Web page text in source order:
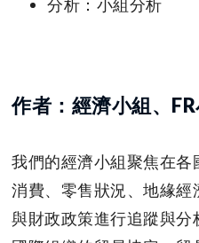
分析：小組分析
作者：經濟小組、
我們的經濟小組聚焦在各
消費、零售狀況、地緣
與財政政策進行追蹤與